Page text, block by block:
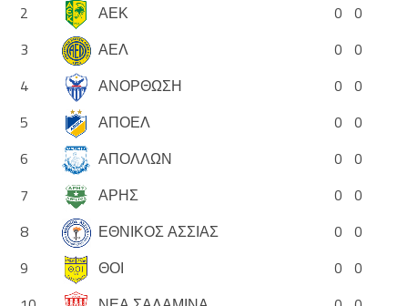
2
ΑΕΚ 0 0
3
ΑΕΛ 0 0
4
ΑΝΟΡΘΩΣΗ 0 0
5
ΑΠΟΕΛ 0 0
6
ΑΠΟΛΛΩΝ 0 0
7
ΑΡΗΣ 0 0
8
ΕΘΝΙΚΟΣ ΑΣΣΙΑΣ 0 0
9
ΘΟΙ 0 0